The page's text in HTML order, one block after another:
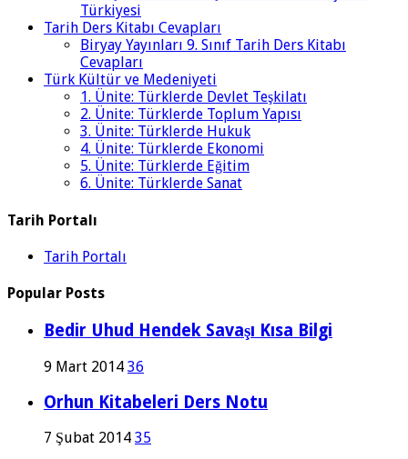
Türkiyesi
Tarih Ders Kitabı Cevapları
Biryay Yayınları 9. Sınıf Tarih Ders Kitabı
Cevapları
Türk Kültür ve Medeniyeti
1. Ünite: Türklerde Devlet Teşkilatı
2. Ünite: Türklerde Toplum Yapısı
3. Ünite: Türklerde Hukuk
4. Ünite: Türklerde Ekonomi
5. Ünite: Türklerde Eğitim
6. Ünite: Türklerde Sanat
Tarih Portalı
Tarih Portalı
Popular Posts
Bedir Uhud Hendek Savaşı Kısa Bilgi
9 Mart 2014 36
Orhun Kitabeleri Ders Notu
7 Şubat 2014 35